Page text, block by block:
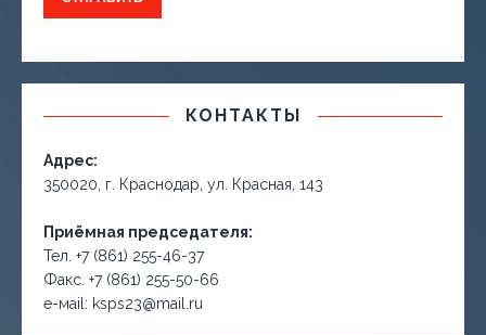
КОНТАКТЫ
Адрес:
350020, г. Краснодар, ул. Красная, 143
Приёмная председателя:
Тел. +7 (861) 255-46-37
Факс. +7 (861) 255-50-66
е-маil: ksps23@mail.ru